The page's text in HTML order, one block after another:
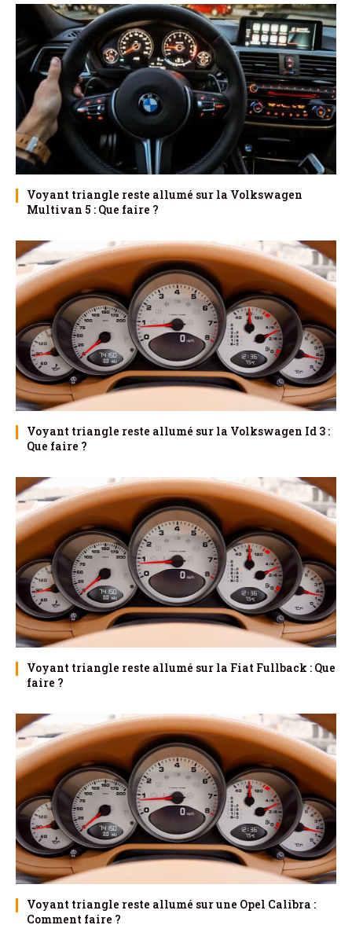
Voyant triangle reste allumé sur la Volkswagen
Multivan 5 : Que faire ?
Voyant triangle reste allumé sur la Volkswagen Id 3 :
Que faire ?
Voyant triangle reste allumé sur la Fiat Fullback : Que
faire ?
Voyant triangle reste allumé sur une Opel Calibra :
Comment faire ?